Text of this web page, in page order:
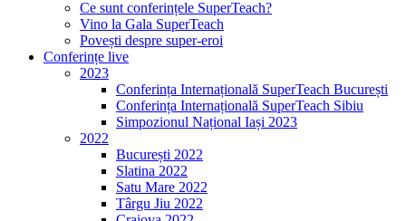
Ce sunt conferințele SuperTeach?
Vino la Gala SuperTeach
Povești despre super-eroi
Conferințe live
2023
Conferința Internațională SuperTeach București
Conferința Internațională SuperTeach Sibiu
Simpozionul Național Iași 2023
2022
București 2022
Slatina 2022
Satu Mare 2022
Târgu Jiu 2022